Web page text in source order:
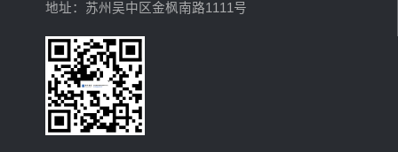
地址：苏州吴中区金枫南路1111号